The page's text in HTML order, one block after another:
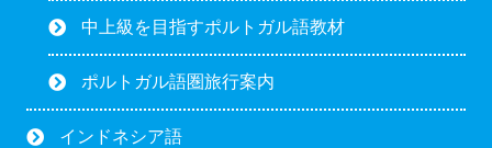
中上級を目指すポルトガル語教材
ポルトガル語圏旅行案内
インドネシア語